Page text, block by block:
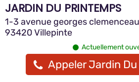
JARDIN DU PRINTEMPS
1-3 avenue georges
93420 Villepinte
Actuellement
Appeler Jardin